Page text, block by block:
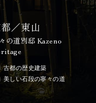
／東山
の道別邸 Kazeno
古都の歴史建築
美しい石段の寧々の道